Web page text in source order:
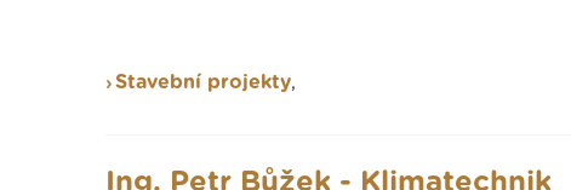
Stavební projekty,
Ing. Petr Bůžek - Klimatechnik